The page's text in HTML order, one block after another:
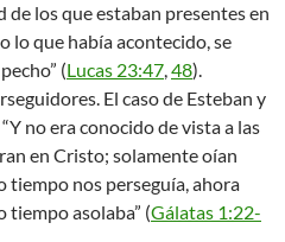
los que estaban presentes en
lo que había acontecido, se
(Lucas 23:47,48).
El caso de Esteban y
no era conocido de vista a las
en Cristo; solamente oían
tiempo nos perseguía, ahora
tiempo asolaba” (Gálatas 1:22-